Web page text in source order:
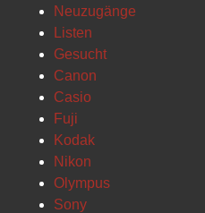
Neuzugänge
Listen
Gesucht
Canon
Casio
Fuji
Kodak
Nikon
Olympus
Sony